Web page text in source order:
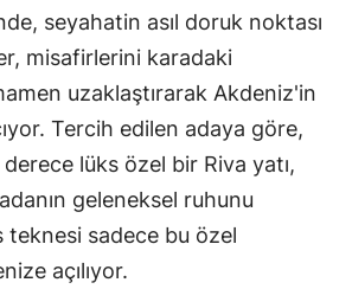
Ordu
Rize
Sakarya
Samsun
seyahatin asıl doruk noktası
misafirlerini karadaki
uzaklaştırarak Akdeniz'in
Tercih edilen adaya göre,
lüks özel bir Riva yatı,
geleneksel ruhunu
teknesi sadece bu özel
açılıyor.